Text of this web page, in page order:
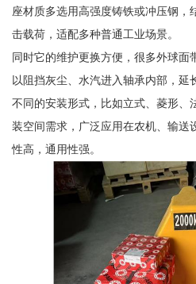
座材质多选用高强度铸铁或冲压钢，
击载荷，适配多种普通工业场景。
同时它的维护更换方便，很多外球面
以阻挡灰尘、水汽进入轴承内部，延
不同的安装形式，比如立式、菱形、
装空间需求，广泛应用在农机、输送
性高，通用性强。